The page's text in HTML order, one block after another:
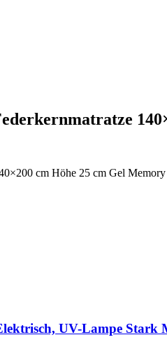
cm Höhe 25 cm Gel
UV-Lampe